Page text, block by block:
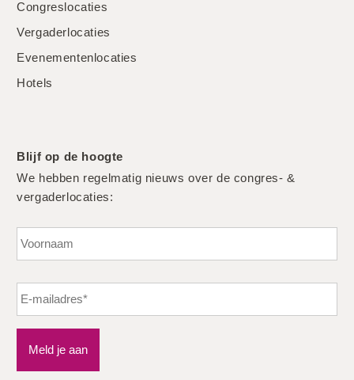
Congreslocaties
Vergaderlocaties
Evenementenlocaties
Hotels
Blijf op de hoogte
We hebben regelmatig nieuws over de congres- &
vergaderlocaties:
Meld je aan